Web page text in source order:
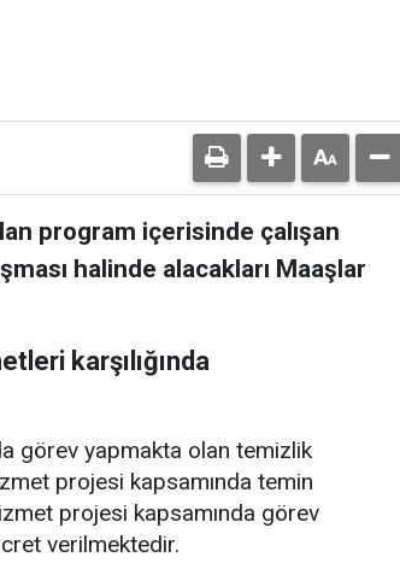
program içerisinde çalışan
halinde alacakları Maaşlar
karşılığında
görev yapmakta olan temizlik
projesi kapsamında temin
projesi kapsamında görev
verilmektedir.